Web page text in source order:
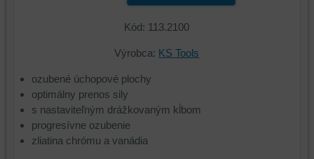
Kód: 113.2100
Výrobca: KS Tools
ozubené úchopové plochy
optimálny prenos sily
s nastaviteľným drážkovaným kĺbom
progresívne ozubenie
zliatina chrómu a vanádia